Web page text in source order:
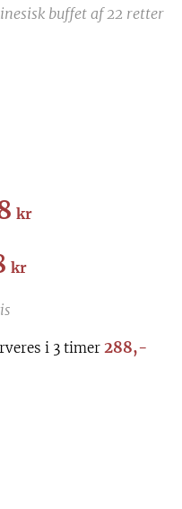
buffet af 22 retter
kr
kr
pris
i 3 timer 288,-